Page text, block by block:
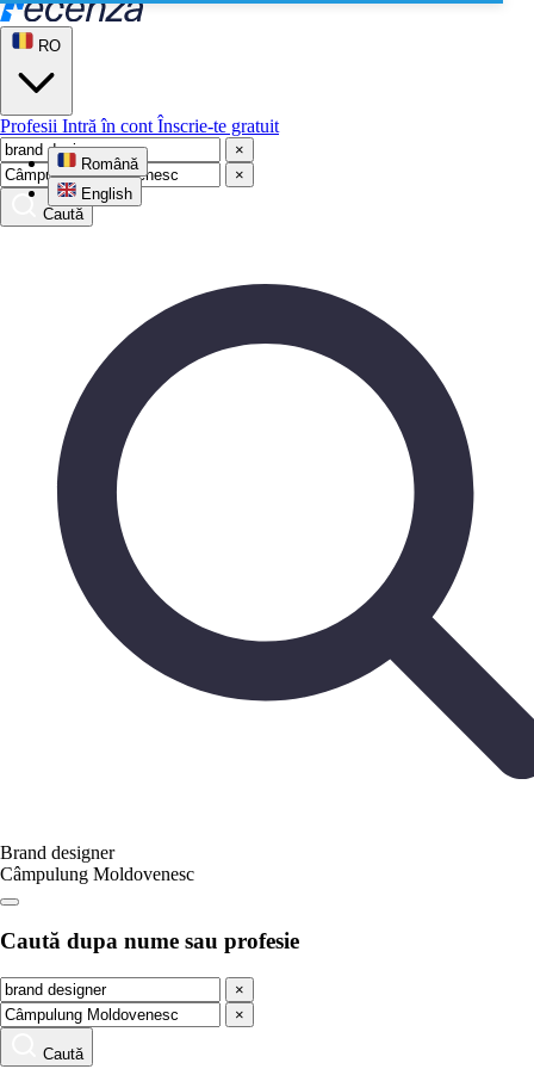
RO
Română
English
Profesii Intră în cont Înscrie-te gratuit
×
×
Caută
Brand designer
Câmpulung Moldovenesc
Caută dupa nume sau profesie
×
×
Caută